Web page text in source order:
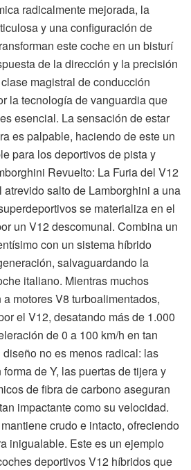
radicalmente mejorada, la
y una configuración de
este coche en un bisturí
de la dirección y la precisión
magistral de conducción
la tecnología de vanguardia que
esencial. La sensación de estar
es palpable, haciendo de este un
para los deportivos de pista y
Revuelto: La Furia del V12
salto de Lamborghini a una
se materializa en el
un V12 descomunal. Combina un
con un sistema híbrido
salvaguardando la
italiano. Mientras muchos
motores V8 turboalimentados,
el V12, desatando más de 1.000
de 0 a 100 km/h en tan
no es menos radical: las
de Y, las puertas de tijera y
de fibra de carbono aseguran
impactante como su velocidad.
crudo e intacto, ofreciendo
inigualable. Este es un ejemplo
deportivos V12 híbridos que